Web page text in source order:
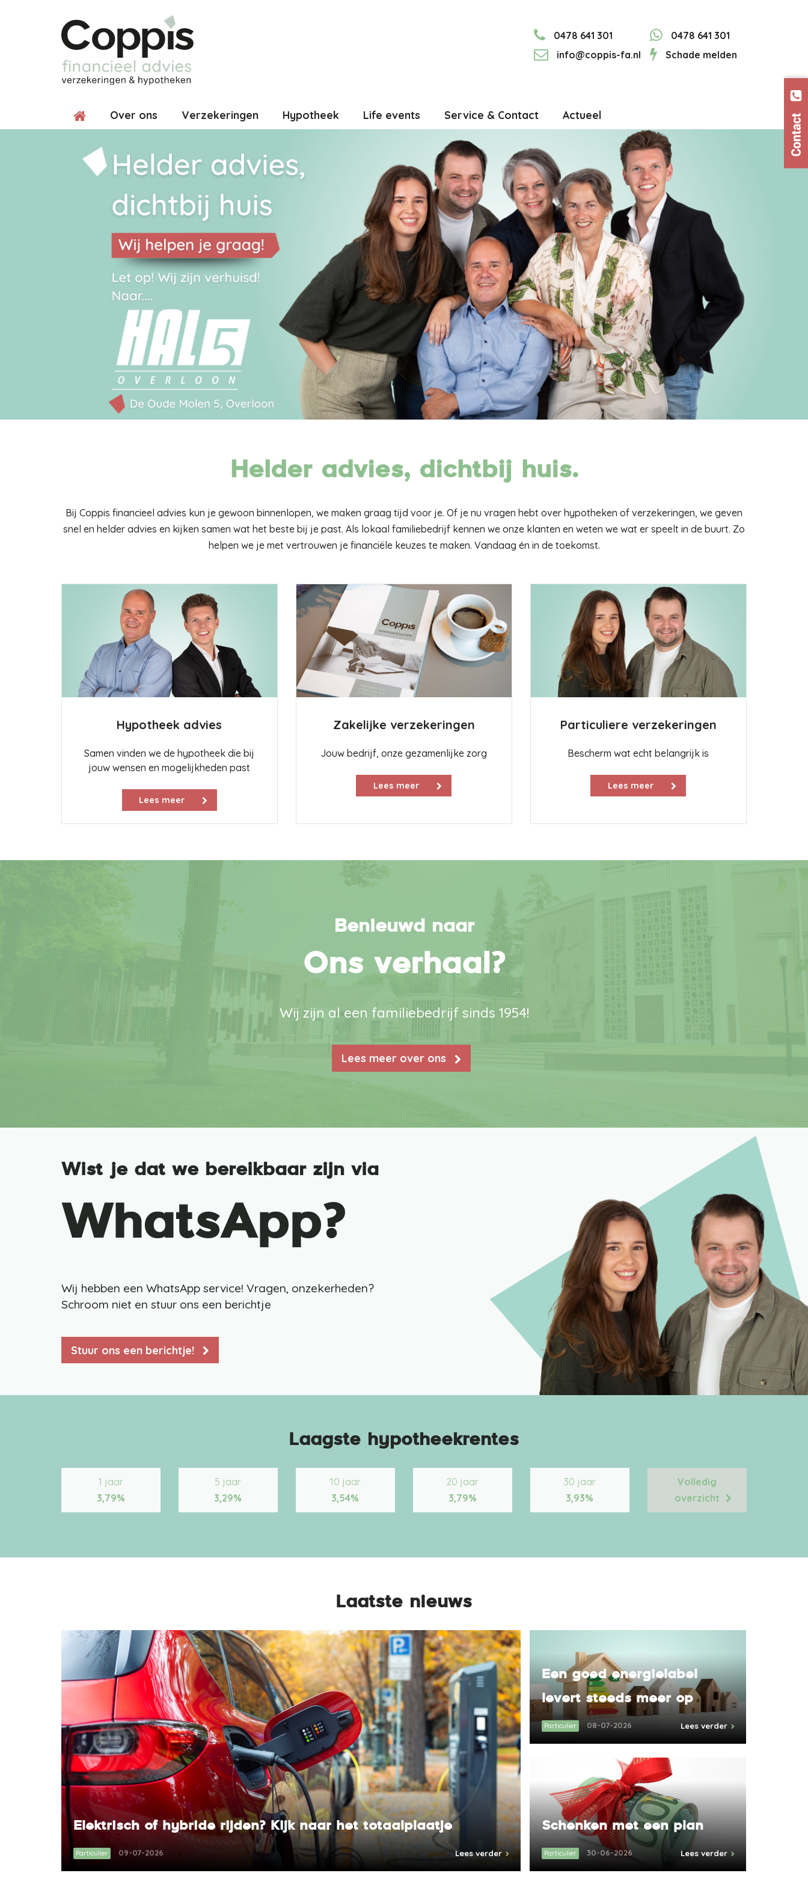
0478 641 301
info@coppis-fa.nl
0478 641 301
Schade melden
Over ons Verzekeringen Hypotheek Life events Service & Contact Actueel
Helder advies, dichtbij huis.
Bij Coppis financieel advies kun je gewoon binnenlopen, we maken graag tijd voor je. Of je nu vragen hebt over hypotheken of verzekeringen, we geven
snel en helder advies en kijken samen wat het beste bij je past. Als lokaal familiebedrijf kennen we onze klanten en weten we wat er speelt in de buurt. Zo
helpen we je met vertrouwen je financiële keuzes te maken. Vandaag én in de toekomst.
Hypotheek advies
Samen vinden we de hypotheek die bij
jouw wensen en mogelijkheden past
Lees meer
Zakelijke verzekeringen
Jouw bedrijf, onze gezamenlijke zorg
Lees meer
Particuliere verzekeringen
Bescherm wat echt belangrijk is
Lees meer
Benieuwd naar
Ons verhaal?
Wij zijn al een familiebedrijf sinds 1954!
Lees meer over ons
Wist je dat we bereikbaar zijn via
WhatsApp?
Wij hebben een WhatsApp service! Vragen, onzekerheden?
Schroom niet en stuur ons een berichtje
Stuur ons een berichtje!
Laagste hypotheekrentes
1 jaar
3,79%
5 jaar
3,29%
10 jaar
3,54%
20 jaar
3,79%
30 jaar
3,93%
Volledig
overzicht
Laatste nieuws
Particulier 09-07-2026
Elektrisch of hybride rijden? Kijk naar het totaalplaatje
Lees verder
Particulier 08-07-2026
Een goed energielabel
levert steeds meer op
Lees verder
Particulier 30-06-2026
Schenken met een plan
Lees verder